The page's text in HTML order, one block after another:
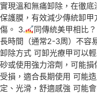
實現溫和無痛卸除，在徹
保護膜，有效減少傳統卸
傷。 3.
同傳統美甲相比
長時間（通常2-3周）不容
卸除方式 可卸光療甲可以
砂或使用強力溶劑，可能
受損，適合長期使用 可能
定、光滑，舒適感強 可能